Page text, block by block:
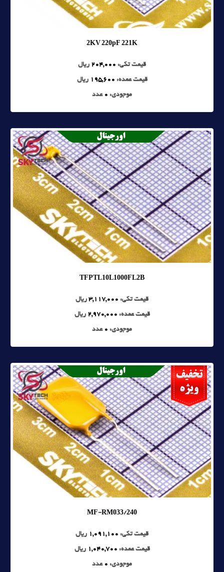
2KV 220pF 221K
قیمت تکی: 204,000 ریال
قیمت عمده: 195,600 ریال
موجودی: 0 عدد
TFPTL10L1000FL2B
قیمت تکی: 3,117,000 ریال
قیمت عمده: 2,970,000 ریال
موجودی: 0 عدد
MF-RM033/240
قیمت تکی: 1,091,100 ریال
قیمت عمده: 1,040,700 ریال
موجودی: 0 عدد